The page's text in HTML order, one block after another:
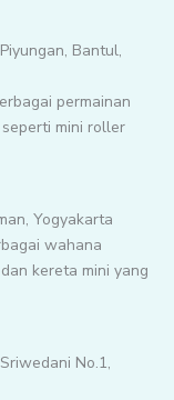
Bantul,
permainan
mini roller
Yogyakarta
wahana
kereta mini yang
No.1,